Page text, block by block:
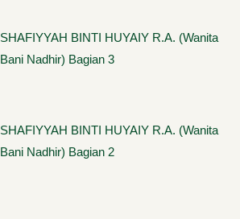
SHAFIYYAH BINTI HUYAIY R.A. (Wanita
Bani Nadhir) Bagian 3
SHAFIYYAH BINTI HUYAIY R.A. (Wanita
Bani Nadhir) Bagian 2